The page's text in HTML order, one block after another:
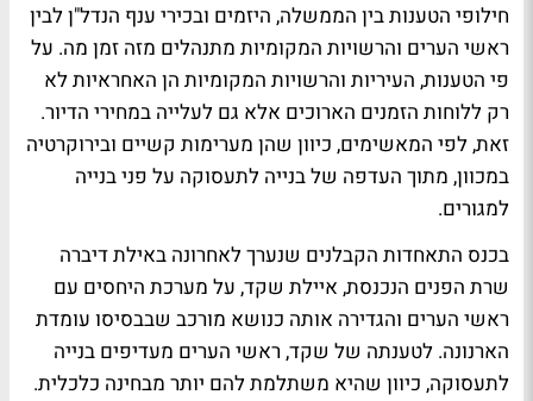
חילופי הטענות בין הממשלה, היזמים ובכירי ענף הנדל"ן לבין
ראשי הערים והרשויות המקומיות מתנהלים מזה זמן מה. על
פי הטענות, העיריות והרשויות המקומיות הן האחראיות לא
רק ללוחות הזמנים הארוכים אלא גם לעלייה במחירי הדיור.
זאת, לפי המאשימים, כיוון שהן מערימות קשיים ובירוקרטיה
במכוון, מתוך העדפה של בנייה לתעסוקה על פני בנייה
למגורים.
בכנס התאחדות הקבלנים שנערך לאחרונה באילת דיברה
שרת הפנים הנכנסת, איילת שקד, על מערכת היחסים עם
ראשי הערים והגדירה אותה כנושא מורכב שבבסיסו עומדת
הארנונה. לטענתה של שקד, ראשי הערים מעדיפים בנייה
לתעסוקה, כיוון שהיא משתלמת להם יותר מבחינה כלכלית.